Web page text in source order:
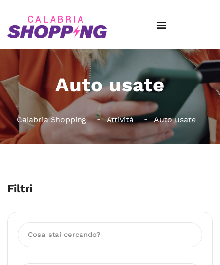
Auto usate
Calabria Shopping Attività Auto usate
Filtri